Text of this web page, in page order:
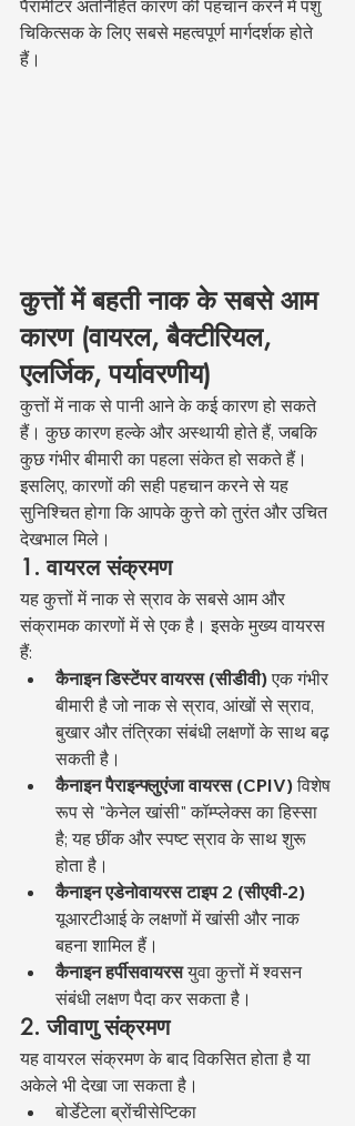
पैरामीटर अंतर्निहित कारण की पहचान करने में पशु
चिकित्सक के लिए सबसे महत्वपूर्ण मार्गदर्शक होते
हैं।
कुत्तों में बहती नाक के सबसे आम
कारण (वायरल, बैक्टीरियल,
एलर्जिक, पर्यावरणीय)
कुत्तों में नाक से पानी आने के कई कारण हो सकते
हैं। कुछ कारण हल्के और अस्थायी होते हैं, जबकि
कुछ गंभीर बीमारी का पहला संकेत हो सकते हैं।
इसलिए, कारणों की सही पहचान करने से यह
सुनिश्चित होगा कि आपके कुत्ते को तुरंत और उचित
देखभाल मिले।
1. वायरल संक्रमण
यह कुत्तों में नाक से स्राव के सबसे आम और
संक्रामक कारणों में से एक है। इसके मुख्य वायरस
हैं:
कैनाइन डिस्टेंपर वायरस (सीडीवी) एक गंभीर
बीमारी है जो नाक से स्राव, आंखों से स्राव,
बुखार और तंत्रिका संबंधी लक्षणों के साथ बढ़
सकती है।
कैनाइन पैराइन्फ्लुएंजा वायरस (CPIV) विशेष
रूप से "केनेल खांसी" कॉम्प्लेक्स का हिस्सा
है; यह छींक और स्पष्ट स्राव के साथ शुरू
होता है।
कैनाइन एडेनोवायरस टाइप 2 (सीएवी-2)
यूआरटीआई के लक्षणों में खांसी और नाक
बहना शामिल हैं।
कैनाइन हर्पीसवायरस युवा कुत्तों में श्वसन
संबंधी लक्षण पैदा कर सकता है।
2. जीवाणु संक्रमण
यह वायरल संक्रमण के बाद विकसित होता है या
अकेले भी देखा जा सकता है।
बोर्डेटेला ब्रोंचीसेप्टिका